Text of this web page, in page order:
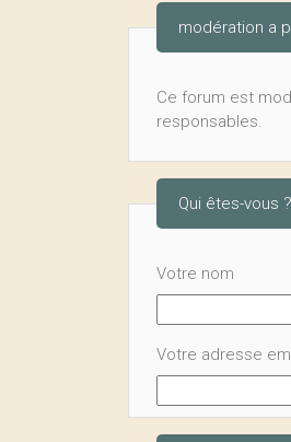
modération a
Ce forum est
responsables.
Qui êtes-vous ?
Votre nom
Votre adresse